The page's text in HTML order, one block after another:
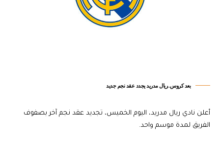
بعد كروس..ريال مدريد يجدد عقد نجم جديد
أعلن نادي ريال مدريد، اليوم الخميس، تجديد عقد نجم آخر بصفوف
الفريق لمدة موسم واحد.